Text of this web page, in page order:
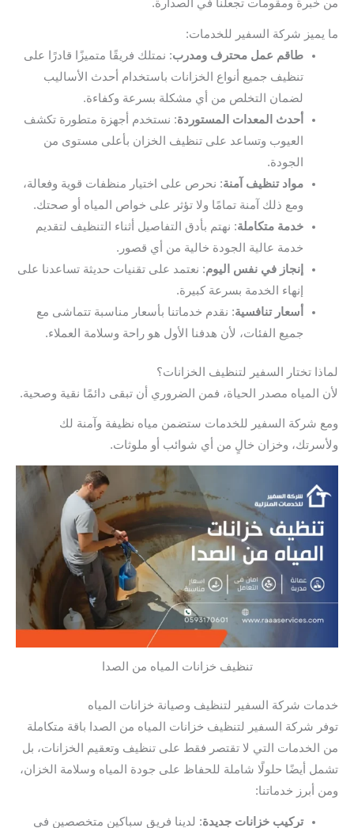
من خبرة ومقومات تجعلنا في الصدارة.
ما يميز شركة السفير للخدمات:
طاقم عمل محترف ومدرب: نمتلك فريقًا متميزًا قادرًا على
تنظيف جميع أنواع الخزانات باستخدام أحدث الأساليب
لضمان التخلص من أي مشكلة بسرعة وكفاءة.
أحدث المعدات المستوردة: نستخدم أجهزة متطورة تكشف
العيوب وتساعد على تنظيف الخزان بأعلى مستوى من
الجودة.
مواد تنظيف آمنة: نحرص على اختيار منظفات قوية وفعالة،
ومع ذلك آمنة تمامًا ولا تؤثر على خواص المياه أو صحتك.
خدمة متكاملة: نهتم بأدق التفاصيل أثناء التنظيف لتقديم
خدمة عالية الجودة خالية من أي قصور.
إنجاز في نفس اليوم: نعتمد على تقنيات حديثة تساعدنا على
إنهاء الخدمة بسرعة كبيرة.
أسعار تنافسية: نقدم خدماتنا بأسعار مناسبة تتماشى مع
جميع الفئات، لأن هدفنا الأول هو راحة وسلامة العملاء.
لماذا تختار السفير لتنظيف الخزانات؟
لأن المياه مصدر الحياة، فمن الضروري أن تبقى دائمًا نقية وصحية.
ومع شركة السفير للخدمات ستضمن مياه نظيفة وآمنة لك
ولأسرتك، وخزان خالٍ من أي شوائب أو ملوثات.
تنظيف خزانات المياه من الصدا
خدمات شركة السفير لتنظيف وصيانة خزانات المياه
توفر شركة السفير لتنظيف خزانات المياه من الصدا باقة متكاملة
من الخدمات التي لا تقتصر فقط على تنظيف وتعقيم الخزانات، بل
تشمل أيضًا حلولًا شاملة للحفاظ على جودة المياه وسلامة الخزان،
ومن أبرز خدماتنا:
تركيب خزانات جديدة: لدينا فريق سباكين متخصصين في